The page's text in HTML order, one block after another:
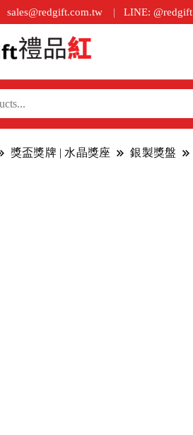
sales@redgift.com.tw LINE: @redgift
獎盃獎牌 | 水晶獎座 銀製獎盤